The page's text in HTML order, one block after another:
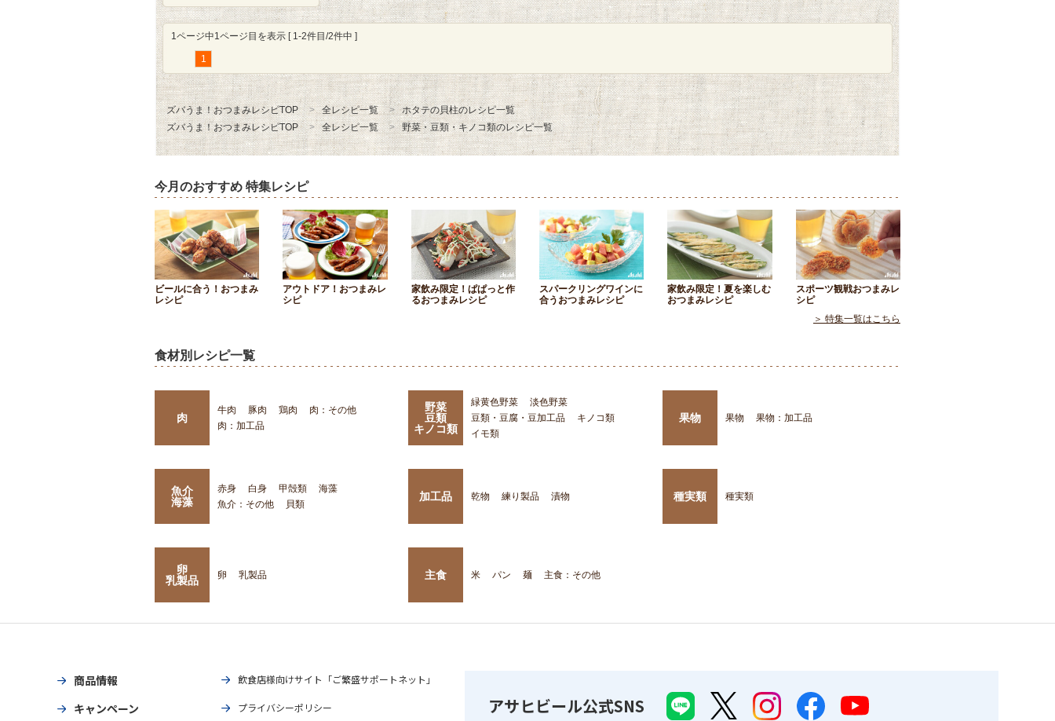
1ページ中1ページ目を表示 [ 1-2件目/2件中 ]
1
ズバうま！おつまみレシピTOP 全レシピ一覧
ホタテの貝柱のレシピ一覧
ズバうま！おつまみレシピTOP
全レシピ一覧 野菜・豆類・キノコ類のレシピ一覧
今月のおすすめ 特集レシピ
ビールに合う！おつまみ
レシピ
アウトドア！おつまみレ
シピ
家飲み限定！ぱぱっと作
るおつまみレシピ
スパークリングワインに
合うおつまみレシピ
家飲み限定！夏を楽しむ
おつまみレシピ
スポーツ観戦おつまみレ
シピ
＞ 特集一覧はこちら
食材別レシピ一覧
肉
牛肉 豚肉 鶏肉
肉：その他
肉：加工品
野菜
豆類
キノコ類
緑黄色野菜
淡色野菜
豆類・豆腐・豆加工品
キノコ類
イモ類
果物 果物 果物：加工品
魚介
海藻
赤身 白身 甲殻類
海藻
魚介：その他
貝類
加工品 乾物 練り製品 漬物 種実類 種実類
卵
乳製品
卵 乳製品 主食 米 パン 麺 主食：その他
商品情報
キャンペーン
飲食店様向けサイト「ご繁盛サポートネット」
プライバシーポリシー アサヒビール公式SNS